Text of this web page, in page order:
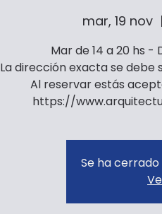
mar, 19 nov
  |
Mar de 14 a 20 hs -
La dirección exacta se
Al reservar estás
https://
Se ha